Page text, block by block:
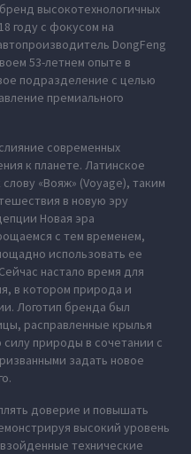
высокотехнологичных
году с фокусом на
DongFeng
53-летнем опыте в
подразделение с целью
премиального
современных
к планете. Латинское
«Вояж» (Voyage), таким
в новую эру
Новая эра
с тем временем,
использовать ее
настало время для
в котором природа и
Логотип бренда был
расправленные крылья
природы в сочетании с
задать новое
доверие и повышать
высокий уровень
технические